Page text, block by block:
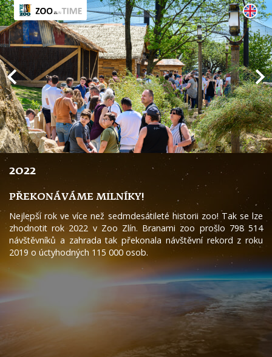
2022
PŘEKONÁVÁME MILNÍKY!
Nejlepší rok ve více než sedmdesátileté historii zoo! Tak se lze
zhodnotit rok 2022 v Zoo Zlín. Branami zoo prošlo 798 514
návštěvníků a zahrada tak překonala návštěvní rekord z roku
2019 o úctyhodných 115 000 osob.